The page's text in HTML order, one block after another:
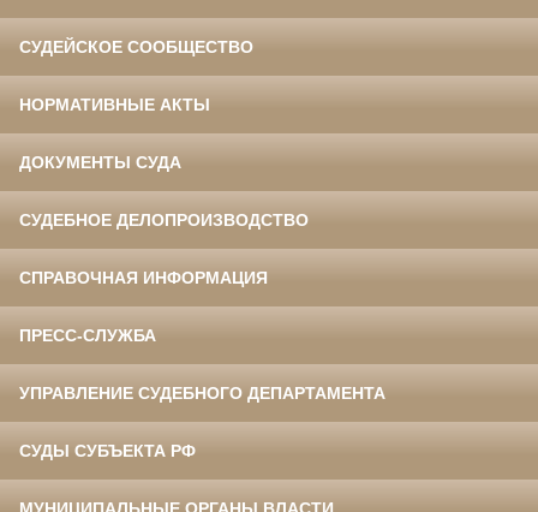
СУДЕЙСКОЕ СООБЩЕСТВО
НОРМАТИВНЫЕ АКТЫ
ДОКУМЕНТЫ СУДА
СУДЕБНОЕ ДЕЛОПРОИЗВОДСТВО
СПРАВОЧНАЯ ИНФОРМАЦИЯ
ПРЕСС-СЛУЖБА
УПРАВЛЕНИЕ СУДЕБНОГО ДЕПАРТАМЕНТА
СУДЫ СУБЪЕКТА РФ